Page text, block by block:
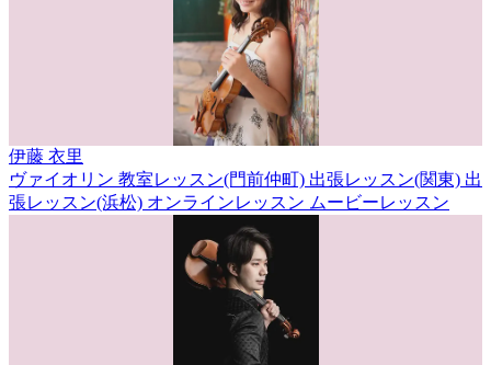
伊藤 衣里
ヴァイオリン 教室レッスン(門前仲町) 出張レッスン(関東) 出
張レッスン(浜松) オンラインレッスン ムービーレッスン